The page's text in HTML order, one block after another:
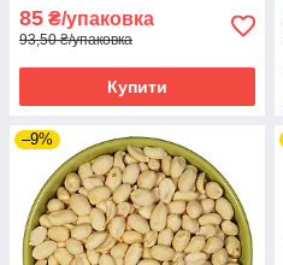
85 ₴/упаковка
93,50 ₴/упаковка
Купити
–9%